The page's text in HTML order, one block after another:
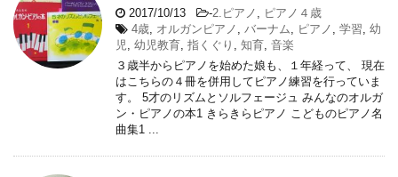
2017/10/13 -2.ピアノ , ピアノ４歳
4歳, オルガンピアノ , バーナム, ピアノ , 学習, 幼
児, 幼児教育, 指くぐり , 知育, 音楽
３歳半からピアノを始めた娘も、１年経って、 現在
はこちらの４冊を併用してピアノ練習を行っていま
す。 5才のリズムとソルフェージュ みんなのオルガ
ン・ピアノの本1 きらきらピアノ こどものピアノ名
曲集1 ...